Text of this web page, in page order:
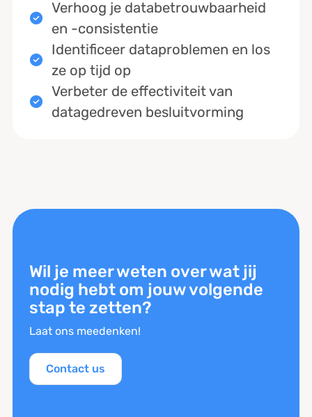
Verhoog je databetrouwbaarheid
en -consistentie
Identificeer dataproblemen en los
ze op tijd op
Verbeter de effectiviteit van
datagedreven besluitvorming
Wil je meer weten over wat jij
nodig hebt om jouw volgende
stap te zetten?
Laat ons meedenken!
Contact us